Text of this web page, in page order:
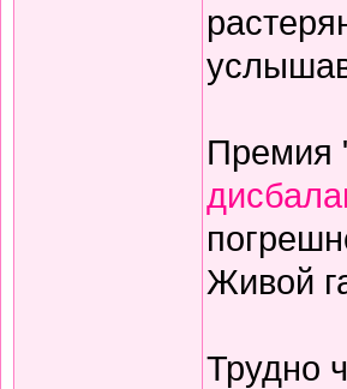
Премия
Живой
Трудно